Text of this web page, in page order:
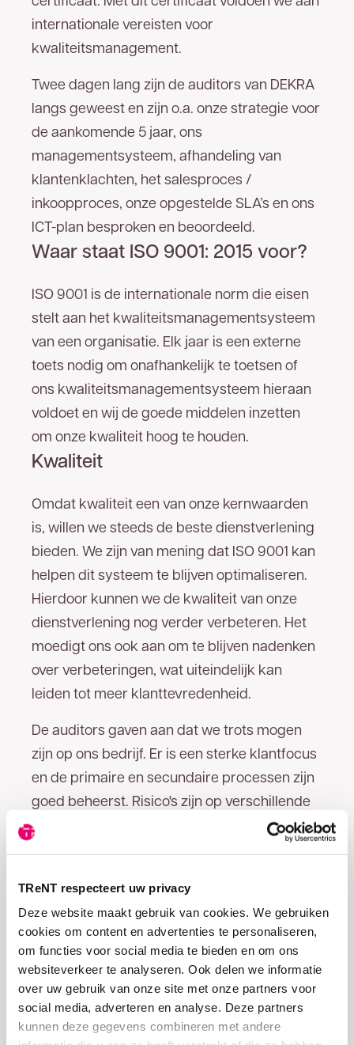
TReNT respecteert uw privacy
Deze website maakt gebruik van cookies. We gebruiken
cookies om content en advertenties te personaliseren,
om functies voor social media te bieden en om ons
websiteverkeer te analyseren. Ook delen we informatie
over uw gebruik van onze site met onze partners voor
social media, adverteren en analyse. Deze partners
kunnen deze gegevens combineren met andere
internationale vereisten voor
kwaliteitsmanagement.
Twee dagen lang zijn de auditors van DEKRA
langs geweest en zijn o.a. onze strategie voor
de aankomende 5 jaar, ons
managementsysteem, afhandeling van
klantenklachten, het salesproces /
inkoopproces, onze opgestelde SLA’s en ons
ICT-plan besproken en beoordeeld.
Waar staat ISO 9001: 2015 voor?
ISO 9001 is de internationale norm die eisen
stelt aan het kwaliteitsmanagementsysteem
van een organisatie. Elk jaar is een externe
toets nodig om onafhankelijk te toetsen of
ons kwaliteitsmanagementsysteem hieraan
voldoet en wij de goede middelen inzetten
om onze kwaliteit hoog te houden.
Kwaliteit
Omdat kwaliteit een van onze kernwaarden
is, willen we steeds de beste dienstverlening
bieden. We zijn van mening dat ISO 9001 kan
helpen dit systeem te blijven optimaliseren.
Hierdoor kunnen we de kwaliteit van onze
dienstverlening nog verder verbeteren. Het
moedigt ons ook aan om te blijven nadenken
over verbeteringen, wat uiteindelijk kan
leiden tot meer klanttevredenheid.
De auditors gaven aan dat we trots mogen
zijn op ons bedrijf. Er is een sterke klantfocus
en de primaire en secundaire processen zijn
goed beheerst. Risico's zijn op verschillende
niveaus geïnventariseerd, geprioriteerd en de
juiste beheersmaatregelen zijn genomen.
Natuurlijk is er ook feedback gegeven, maar
daarin zijn geen kritische feiten
geconstateerd die hercertificering in de weg
zouden staan. Het doet ons dan ook deugd
dat wij ook het komende jaar vol trots het ISO
certificaat mogen voeren.
Goednieuws!
U bent een stap dichter bij hetmeest
betrouwbare glasvezelnetwerk van
Nederland.Op uw locatie(s) is zakelijk glasvezel
van TReNT beschikbaar. Vul hieronder uw
gegevens in en wij nemen zo spoedig mogelijk
contact met u op. U kunt ons ook direct bereiken
053 - 711 41 00
Voor- en achternaam
Bedrijfsnaam
E-mailadres
Bedankt voor uw aanvraag. U ontvangt zo
spoedig mogelijk een reactie.